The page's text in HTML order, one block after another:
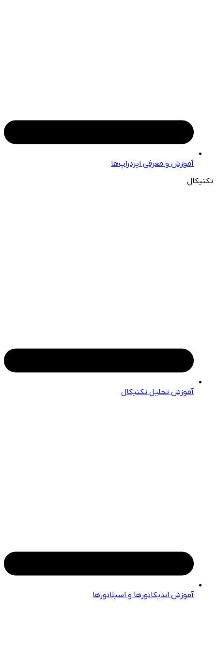
آموزش و معرفی ایردراپ‌ها
تکنیکال
آموزش تحلیل تکنیکال
آموزش اندیکاتورها و اسیلاتورها